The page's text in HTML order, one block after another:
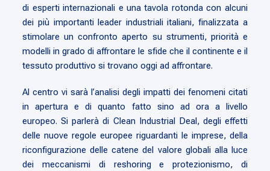
di esperti internazionali e una tavola rotonda con alcuni
dei più importanti leader industriali italiani, finalizzata a
stimolare un confronto aperto su strumenti, priorità e
modelli in grado di affrontare le sfide che il continente e il
tessuto produttivo si trovano oggi ad affrontare.
Al centro vi sarà l’analisi degli impatti dei fenomeni citati
in apertura e di quanto fatto sino ad ora a livello
europeo. Si parlerà di Clean Industrial Deal, degli effetti
delle nuove regole europee riguardanti le imprese, della
riconfigurazione delle catene del valore globali alla luce
dei meccanismi di reshoring e protezionismo, di